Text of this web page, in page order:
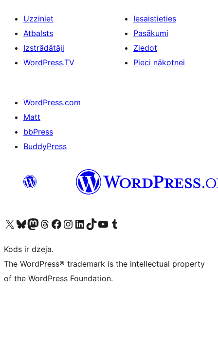
Uzziniet
Atbalsts
Izstrādātāji
WordPress.TV
Iesaistieties
Pasākumi
Ziedot
Pieci nākotnei
WordPress.com
Matt
bbPress
BuddyPress
Apmeklējiet mūsu X (agrāk Twitter) kontu
Apmeklējiet mūsu Bluesky kontu
Apmeklējiet mūsu Mastodon kontu
Apmeklējiet mūsu Threads kontu
Apmeklējiet mūsu Facebook lapuApmeklējiet mūsu Instagram kontu
Apmeklējiet mūsu LinkedIn kontu
Apmeklējiet mūsu TikTok kontu
Apmeklējiet mūsu YouTube kanālu
Apmeklējiet mūsu Tumblr kontu
Kods ir dzeja.
The WordPress® trademark is the intellectual property
of the WordPress Foundation.